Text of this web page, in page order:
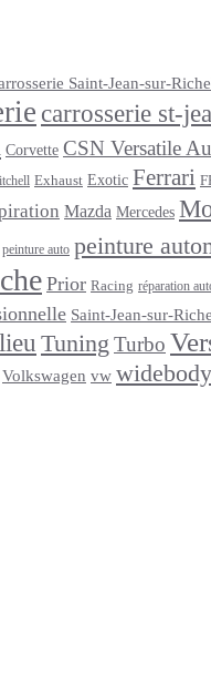
Saint-Jean-sur-
carrosserie st-
Corvette CSN Versatile
Exhaust Exotic Ferrari
Mazda Mercedes
peinture auto peinture
Prior Racing réparation
Saint-Jean-sur-
Tuning Turbo
Volkswagen vw widebody